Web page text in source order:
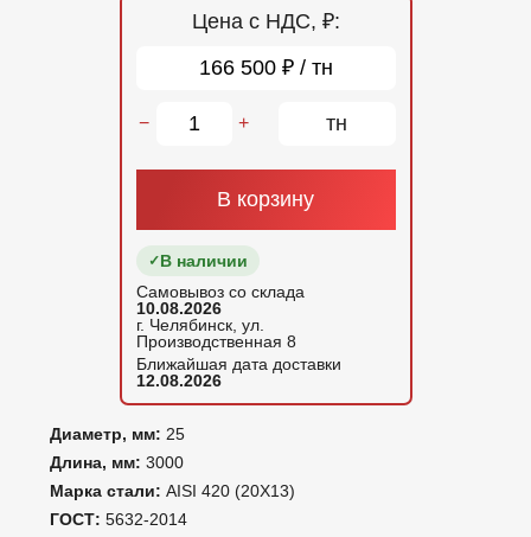
Диаметр, мм: 25
Длина, мм: 3000
Марка стали: AISI 420 (20Х13)
ГОСТ: 5632-2014
Цена с НДС, ₽:
166 500 ₽ / тн
− + тн
В корзину
В наличии
Самовывоз со склада
10.08.2026
г. Челябинск, ул.
Производственная 8
Ближайшая дата доставки
12.08.2026